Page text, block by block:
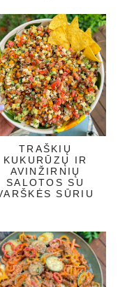
TRAŠKIŲ
KUKURŪZŲ IR
AVINŽIRNIŲ
SALOTOS SU
SŪRIU